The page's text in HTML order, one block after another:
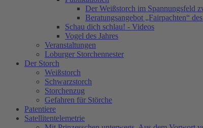
Der Weißstorch im Spannungsfeld
Beratungsangebot „Fairpachten“
Schau dich schlau! - Videos
Vogel des Jahres
Veranstaltungen
Loburger Storchennester
Der Storch
Weißstorch
Schwarzstorch
Storchenzug
Gefahren für Störche
Patentiere
Satellitentelemetrie